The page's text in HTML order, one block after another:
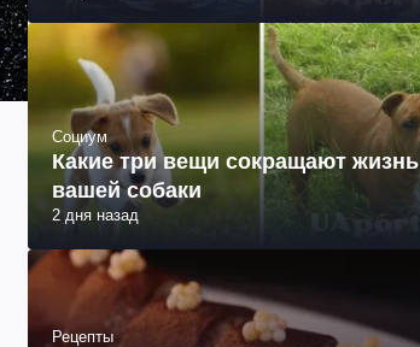
Социум
Какие три вещи сокращают жизнь
вашей собаки
2 дня назад
Рецепты